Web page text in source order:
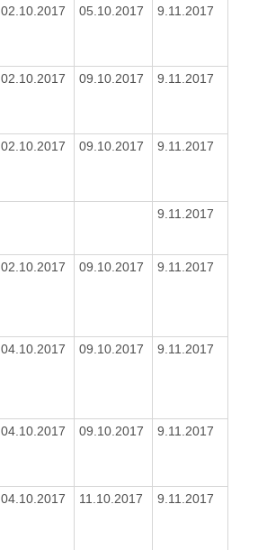
02.10.2017 05.10.2017 9.11.2017
02.10.2017 09.10.2017 9.11.2017
02.10.2017 09.10.2017 9.11.2017
9.11.2017
02.10.2017 09.10.2017 9.11.2017
04.10.2017 09.10.2017 9.11.2017
04.10.2017 09.10.2017 9.11.2017
04.10.2017 11.10.2017 9.11.2017